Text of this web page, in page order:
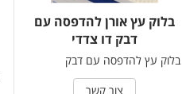
בלוק עץ אורן להדפסה עם
דבק דו צדדי
בלוק עץ להדפסה עם דבק
צור קשר